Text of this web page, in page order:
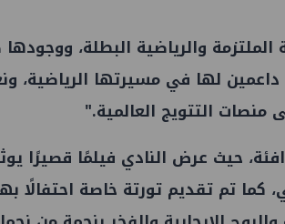
والرياضية البطلة،
لها في مسيرتها الرياضية،
التتويج العالمية."
حيث عرض النادي فيلمًا قصيرًا
كما تم تقديم تورتة خاصة احتفالًا
تحالف أوبك+ يتفق على زيادة طفيفة في